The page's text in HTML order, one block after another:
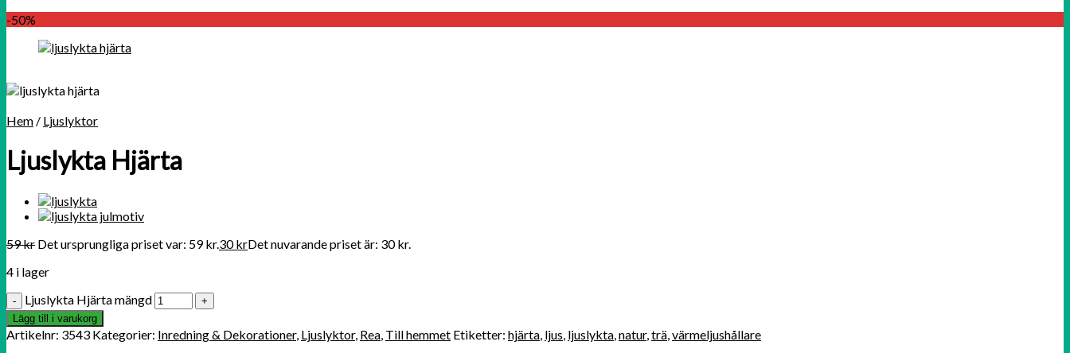
-50%
Hem / Ljuslyktor
Ljuslykta Hjärta
59kr Det ursprungliga priset var: 59 kr.30krDet nuvarande priset är: 30 kr.
4 i lager
Ljuslykta Hjärta mängd
Lägg till i varukorg
Artikelnr: 3543 Kategorier: Inredning & Dekorationer, Ljuslyktor, Rea, Till hemmet Etiketter: hjärta, ljus, ljuslykta,natur,trä,värmeljushållare